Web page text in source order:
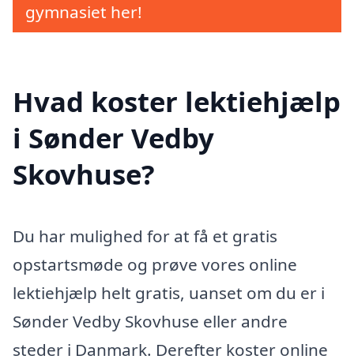
gymnasiet her!
Hvad koster lektiehjælp
i Sønder Vedby
Skovhuse?
Du har mulighed for at få et gratis
opstartsmøde og prøve vores online
lektiehjælp helt gratis, uanset om du er i
Sønder Vedby Skovhuse eller andre
steder i Danmark. Derefter koster online